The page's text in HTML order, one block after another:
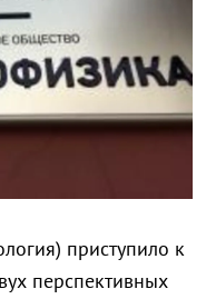
приступило к
перспективных